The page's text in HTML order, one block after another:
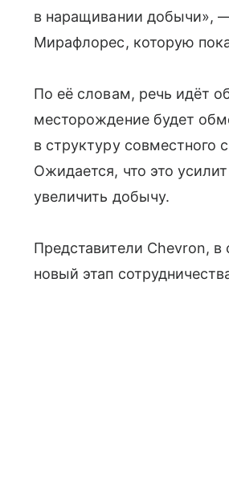
в наращивании добычи»,
Мирафлорес, которую
По её словам, речь идёт
месторождение будет
в структуру совместного
Ожидается, что это
увеличить добычу.
Представители Chevron,
новый этап